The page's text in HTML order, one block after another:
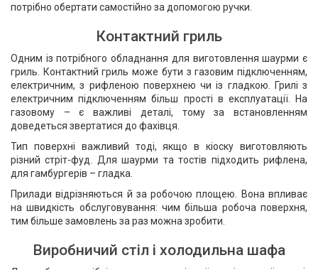
потрібно обертати самостійно за допомогою ручки.
Контактний гриль
Одним із потрібного обладнання для виготовлення шаурми є
гриль. Контактний гриль може бути з газовим підключенням,
електричним, з рифленою поверхнею чи із гладкою. Грилі з
електричним підключенням більш прості в експлуатації. На
газовому – є важливі деталі, тому за встановленням
доведеться звертатися до фахівця.
Тип поверхні важливий тоді, якщо в кіоску виготовляють
різний стріт-фуд. Для шаурми та тостів підходить рифлена,
для гамбургерів – гладка.
Прилади відрізняються й за робочою площею. Вона впливає
на швидкість обслуговування: чим більша робоча поверхня,
тим більше замовлень за раз можна зробити.
Виробничий стіл і холодильна шафа